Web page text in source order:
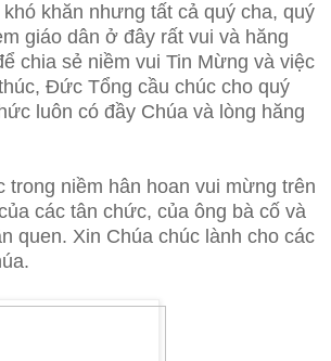
khăn nhưng tất cả quý cha, quý
giáo dân ở đây rất vui và hăng
chia sẻ niềm vui Tin Mừng và việc
Đức Tổng cầu chúc cho quý
luôn có đầy Chúa và lòng hăng
trong niềm hân hoan vui mừng trên
các tân chức, của ông bà cố và
quen. Xin Chúa chúc lành cho các